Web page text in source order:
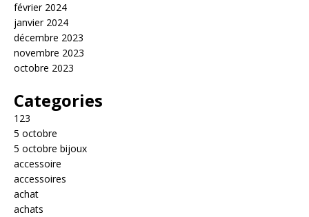
février 2024
janvier 2024
décembre 2023
novembre 2023
octobre 2023
Categories
123
5 octobre
5 octobre bijoux
accessoire
accessoires
achat
achats